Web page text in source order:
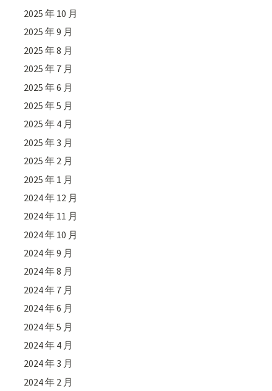
2025 年 10 月
2025 年 9 月
2025 年 8 月
2025 年 7 月
2025 年 6 月
2025 年 5 月
2025 年 4 月
2025 年 3 月
2025 年 2 月
2025 年 1 月
2024 年 12 月
2024 年 11 月
2024 年 10 月
2024 年 9 月
2024 年 8 月
2024 年 7 月
2024 年 6 月
2024 年 5 月
2024 年 4 月
2024 年 3 月
2024 年 2 月